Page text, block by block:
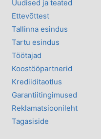
Uudised ja teated
Ettevõttest
Tallinna esindus
Tartu esindus
Töötajad
Koostööpartnerid
Krediiditaotlus
Garantiitingimused
Reklamatsioonileht
Tagasiside